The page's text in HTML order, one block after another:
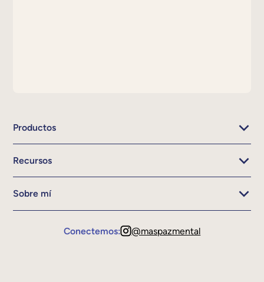
Productos
Recursos
Sobre mí
Conectemos: @maspazmental